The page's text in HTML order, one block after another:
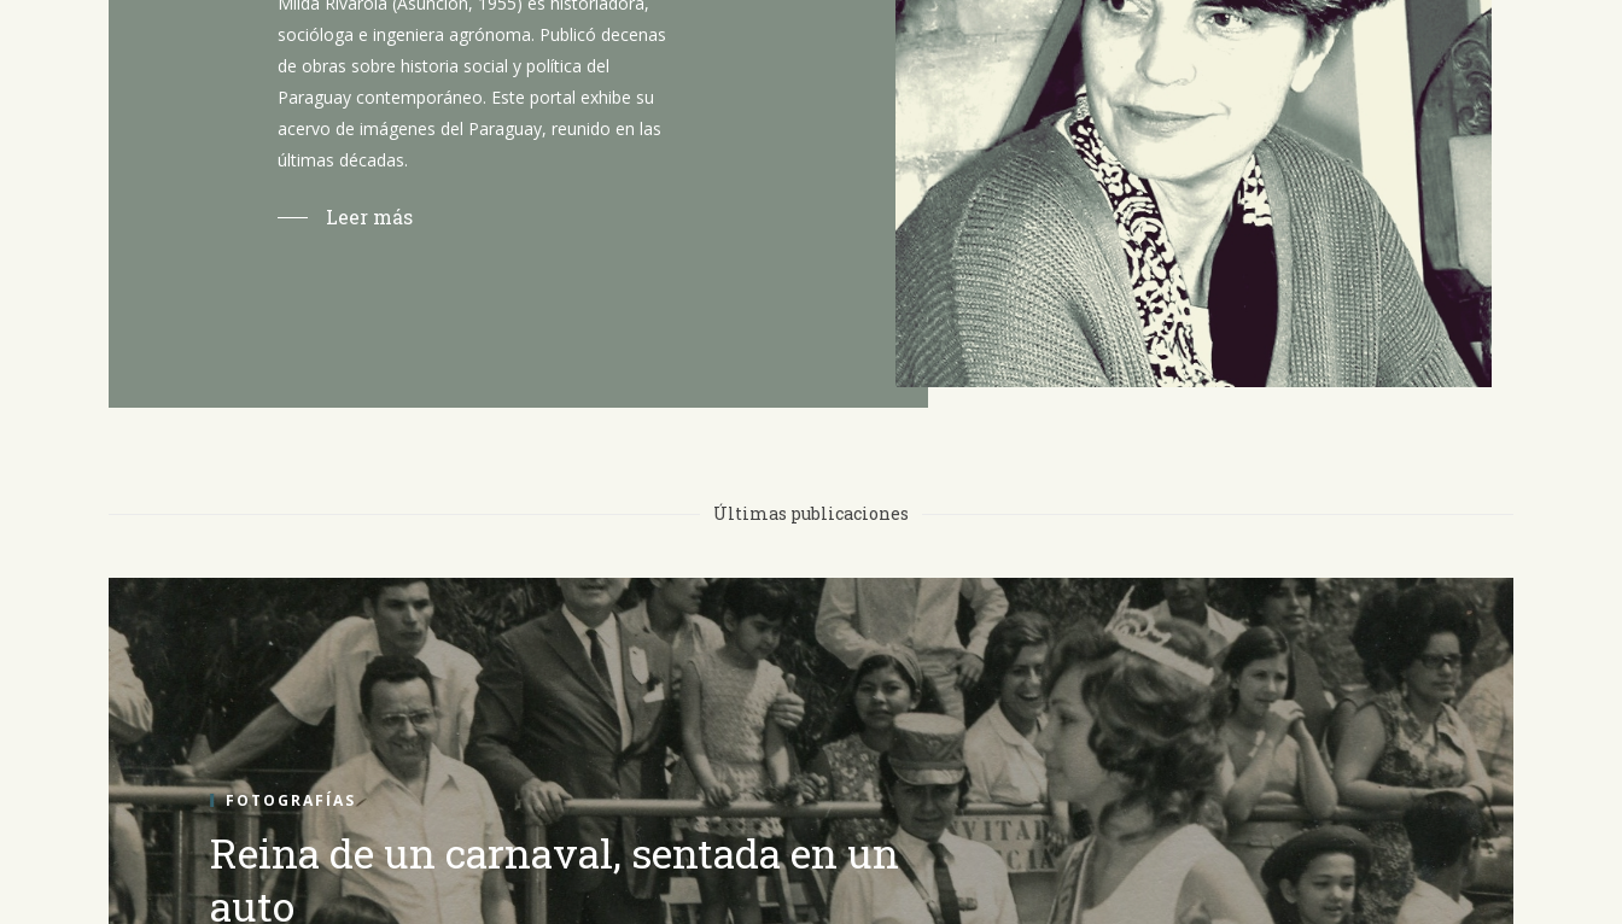
socióloga e ingeniera agrónoma. Publicó decenas
de obras sobre historia social y política del
Paraguay contemporáneo. Este portal exhibe su
acervo de imágenes del Paraguay, reunido en las
últimas décadas.
Leer más
Últimas publicaciones
FOTOGRAFÍAS
Reina de un carnaval, sentada en un
auto